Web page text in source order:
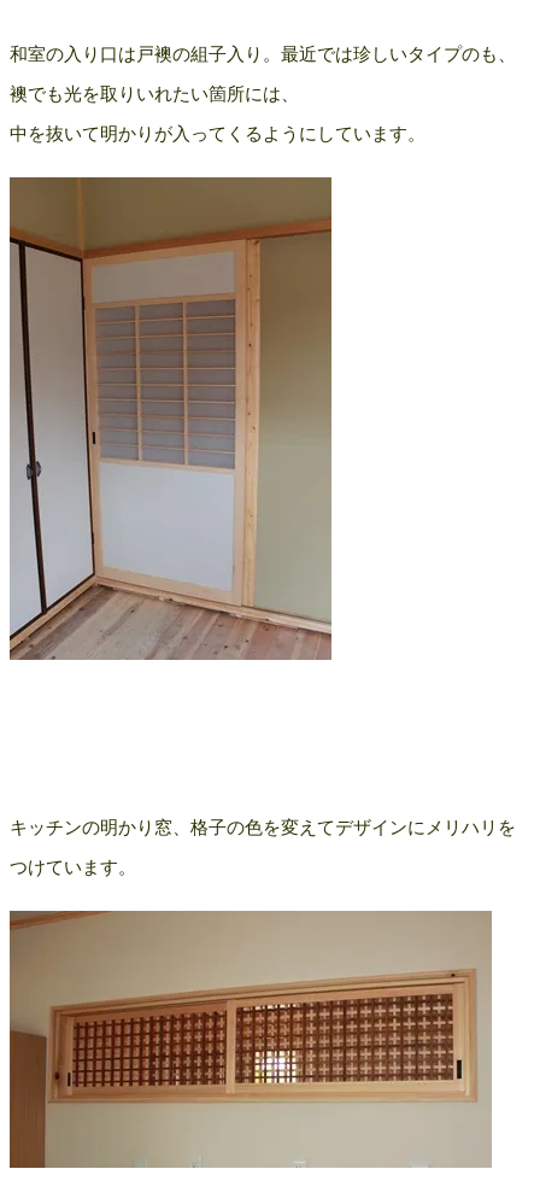
和室の入り口は戸襖の組子入り。最近では珍しいタイプのも、
襖でも光を取りいれたい箇所には、
中を抜いて明かりが入ってくるようにしています。
キッチンの明かり窓、格子の色を変えてデザインにメリハリを
つけています。